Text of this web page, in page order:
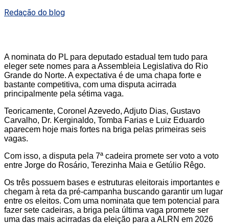
Redação do blog
A nominata do PL para deputado estadual tem tudo para
eleger sete nomes para a Assembleia Legislativa do Rio
Grande do Norte. A expectativa é de uma chapa forte e
bastante competitiva, com uma disputa acirrada
principalmente pela sétima vaga.
Teoricamente, Coronel Azevedo, Adjuto Dias, Gustavo
Carvalho, Dr. Kerginaldo, Tomba Farias e Luiz Eduardo
aparecem hoje mais fortes na briga pelas primeiras seis
vagas.
Com isso, a disputa pela 7ª cadeira promete ser voto a voto
entre Jorge do Rosário, Terezinha Maia e Getúlio Rêgo.
Os três possuem bases e estruturas eleitorais importantes e
chegam à reta da pré-campanha buscando garantir um lugar
entre os eleitos. Com uma nominata que tem potencial para
fazer sete cadeiras, a briga pela última vaga promete ser
uma das mais acirradas da eleição para a ALRN em 2026